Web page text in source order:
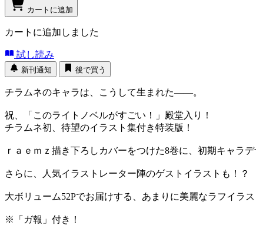
カートに追加
カートに追加しました
試し読み
新刊通知 後で買う
チラムネのキャラは、こうして生まれた――。
祝、「このライトノベルがすごい！」殿堂入り！
チラムネ初、待望のイラスト集付き特装版！
ｒａｅｍｚ描き下ろしカバーをつけた8巻に、初期キャラ
さらに、人気イラストレーター陣のゲストイラストも！？
大ボリューム52Pでお届けする、あまりに美麗なラフイラス
※「ガ報」付き！